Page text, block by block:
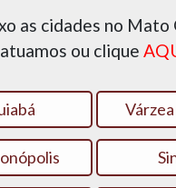
as cidades no Mato
atuamos ou clique